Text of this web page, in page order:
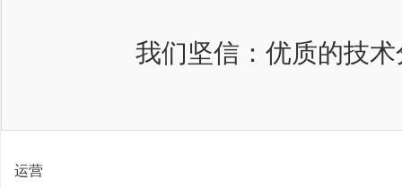
我们坚信：优质的技
运营